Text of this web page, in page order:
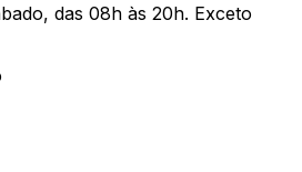
das 08h às 20h. Exceto